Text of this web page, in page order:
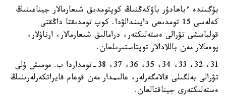
بۇگىندە ءباھادۇر باۋكەڭنىڭ كوپتومدىق شىعارمالار جيناعىنىڭ
كەلەسى 15 تومدىعى دايىندالۋدا. كوپ تومدىقتا داڭقتى
قولباسشى تۋرالى ەستەلىكتەر، درامالىق شىعارمالار، ارناۋلار،
پوەمالار مەن باللادالار توپتاستىرىلعان.
31، 32، 33، 34، 35، 36، 37، 38-تومداردا ب. مومىش ۇلى
تۋرالى بەلگىلى قالامگەرلەر، عالىمدار مەن قوعام قايراتكەرلەرىنىڭ
ەستەلىكتەرى جيناقتالعان.